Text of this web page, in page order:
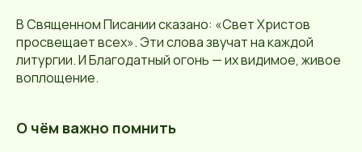
В Священном Писании сказано: «Свет Христов
просвещает всех». Эти слова звучат на каждой
литургии. И Благодатный огонь — их видимое, живое
воплощение.
О чём важно помнить